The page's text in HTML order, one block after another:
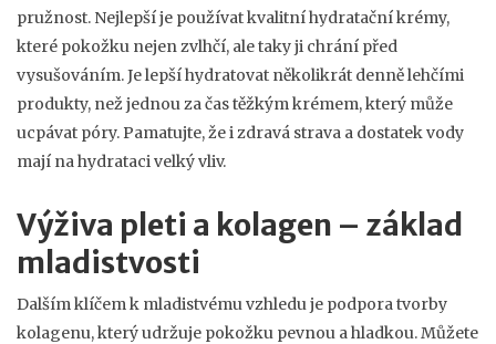
pružnost. Nejlepší je používat kvalitní hydratační krémy,
které pokožku nejen zvlhčí, ale taky ji chrání před
vysušováním. Je lepší hydratovat několikrát denně lehčími
produkty, než jednou za čas těžkým krémem, který může
ucpávat póry. Pamatujte, že i zdravá strava a dostatek vody
mají na hydrataci velký vliv.
Výživa pleti a kolagen – základ
mladistvosti
Dalším klíčem k mladistvému vzhledu je podpora tvorby
kolagenu, který udržuje pokožku pevnou a hladkou. Můžete